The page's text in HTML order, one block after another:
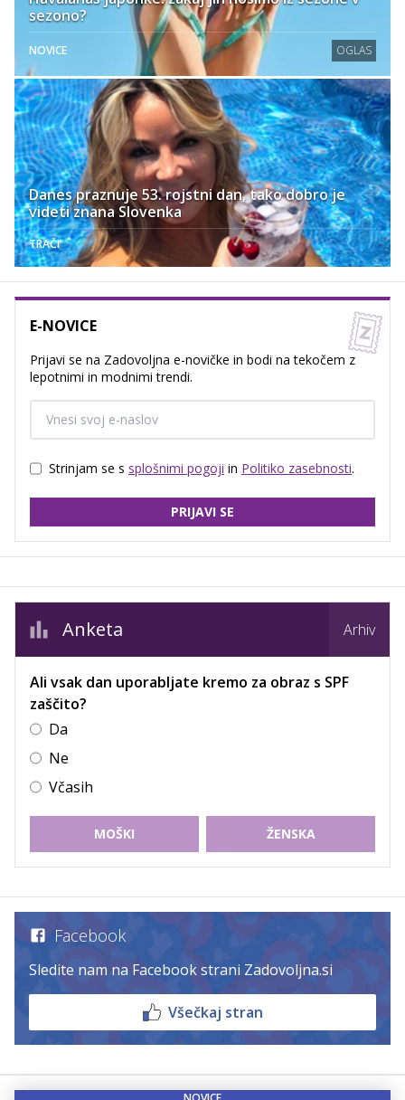
sezono?
NOVICE OGLAS
Danes praznuje 53. rojstni dan, tako dobro je
videti znana Slovenka
TRAČI
E-NOVICE
Prijavi se na Zadovoljna e-novičke in bodi na tekočem z
lepotnimi in modnimi trendi.
Strinjam se s splošnimi pogoji in Politiko zasebnosti.
PRIJAVI SE
Anketa Arhiv
Ali vsak dan uporabljate kremo za obraz s SPF
zaščito?
Da
Ne
Včasih
MOŠKI ŽENSKA
Facebook
Sledite nam na Facebook strani Zadovoljna.si
Všečkaj stran